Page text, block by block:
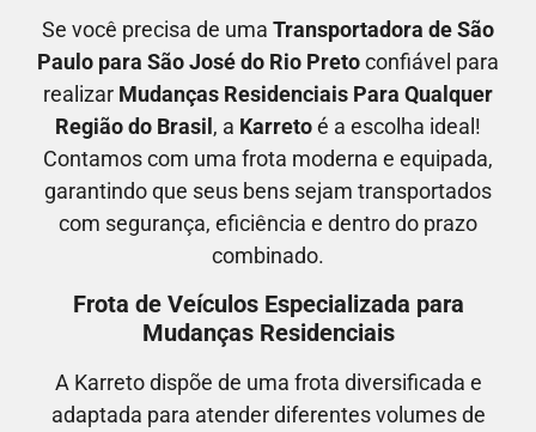
Se você precisa de uma Transportadora de São
Paulo para São José do Rio Pretoconfiável para
realizar Mudanças Residenciais Para Qualquer
Região do Brasil , a Karretoé a escolha ideal!
Contamos com uma frota moderna e equipada,
garantindo que seus bens sejam transportados
com segurança, eficiência e dentro do prazo
combinado.
Frota de Veículos Especializada para
Mudanças Residenciais
A Karreto dispõe de uma frota diversificada e
adaptada para atender diferentes volumes de